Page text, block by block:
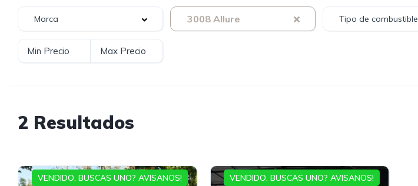
3008 Allure
2 Resultados
VENDIDO, BUSCAS UNO? AVISANOS! VENDIDO, BUSCAS UNO? AVISANOS!